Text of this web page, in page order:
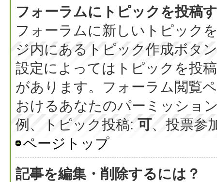
フォーラムにトピックを投稿
フォーラムに新しいトピック
ジ内にあるトピック作成ボタ
設定によってはトピックを投
があります。フォーラム閲覧
おけるあなたのパーミッショ
例、トピック投稿: 可、投票参
ページトップ
記事を編集・削除するには？